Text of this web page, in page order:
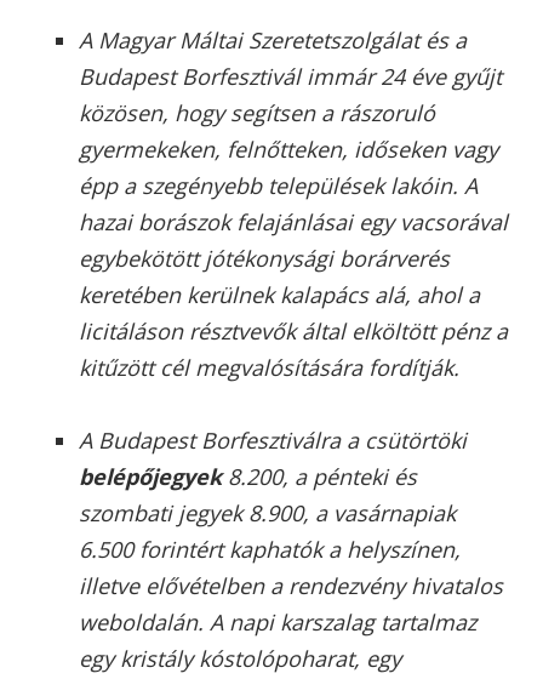
A Magyar Máltai Szeretetszolgálat és a
Budapest Borfesztivál immár 24 éve gyűjt
közösen, hogy segítsen a rászoruló
gyermekeken, felnőtteken, időseken vagy
épp a szegényebb települések lakóin. A
hazai borászok felajánlásai egy vacsorával
egybekötött jótékonysági borárverés
keretében kerülnek kalapács alá, ahol a
licitáláson résztvevők által elköltött pénz a
kitűzött cél megvalósítására fordítják.
A Budapest Borfesztiválra a csütörtöki
belépőjegyek8.200, a pénteki és
szombati jegyek 8.900, a vasárnapiak
6.500 forintért kaphatók a helyszínen,
illetve elővételben a rendezvény hivatalos
weboldalán. A napi karszalag tartalmaz
egy kristály kóstolópoharat, egy